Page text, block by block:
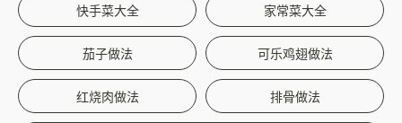
快手菜大全 家常菜大全
茄子做法 可乐鸡翅做法
红烧肉做法 排骨做法